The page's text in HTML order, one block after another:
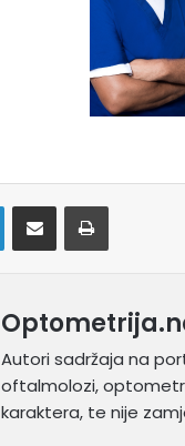
LinkedIn
Autori sadržaja na
oftalmolozi,
karaktera, te nije